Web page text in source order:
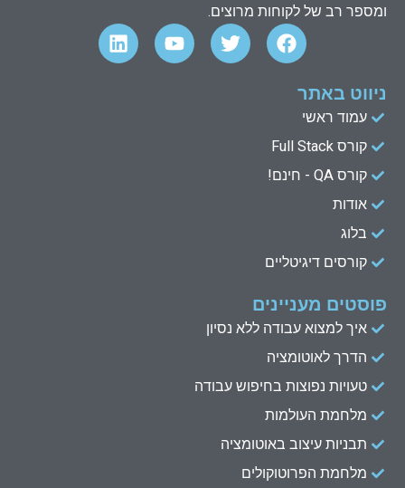
ומספר רב של לקוחות מרוצים.
F
a
c
o
k
T
w
i
Y
o
u
L
i
n
ניווט באתר
עמוד ראשי
קורס Full Stack
קורס QA - חינם!
אודות
בלוג
קורסים דיגיטליים
פוסטים מעניינים
איך למצוא עבודה ללא נסיון
הדרך לאוטומציה
טעויות נפוצות בחיפוש עבודה
מלחמת העולמות
תבניות עיצוב באוטומציה
מלחמת הפרוטוקולים